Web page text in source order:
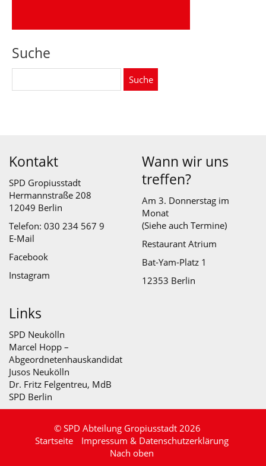
Suche
Kontakt
SPD Gropiusstadt
Hermannstraße 208
12049 Berlin
Telefon: 030 234 567 9
E-Mail
Facebook
Instagram
Wann wir uns
treffen?
Am 3. Donnerstag im
Monat
(Siehe auch Termine)
Restaurant Atrium
Bat-Yam-Platz 1
12353 Berlin
Links
SPD Neukölln
Marcel Hopp –
Abgeordnetenhauskandidat
Jusos Neukölln
Dr. Fritz Felgentreu, MdB
SPD Berlin
© SPD Abteilung Gropiusstadt 2026
Startseite
Impressum & Datenschutzerklärung
Nach oben